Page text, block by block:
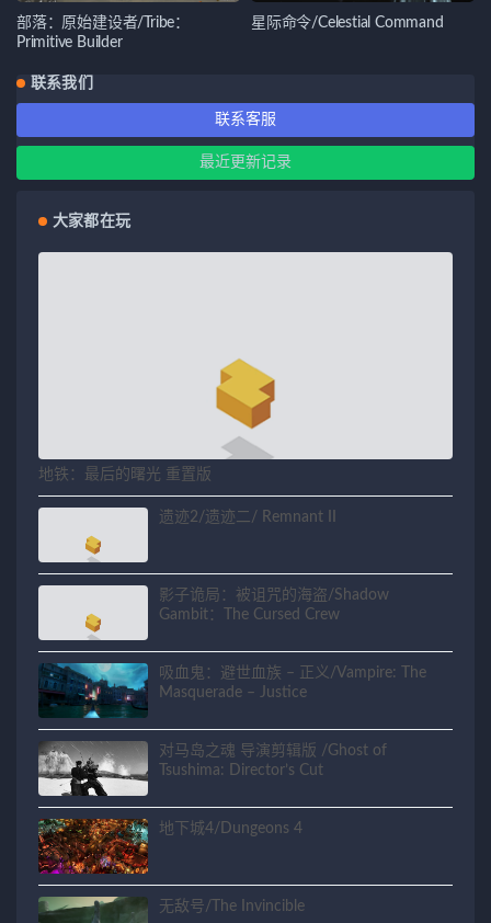
部落：原始建设者/Tribe：
Primitive Builder
星际命令/Celestial Command
联系我们
联系客服
最近更新记录
大家都在玩
地铁：最后的曙光 重置版
遗迹2/遗迹二/ Remnant II
影子诡局：被诅咒的海盗/Shadow
Gambit：The Cursed Crew
吸血鬼：避世血族 – 正义/Vampire: The
Masquerade – Justice
对马岛之魂 导演剪辑版 /Ghost of
Tsushima: Director’s Cut
地下城4/Dungeons 4
无敌号/The Invincible